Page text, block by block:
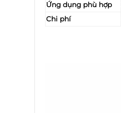
Ứng dụng phù hợp
Chi phí